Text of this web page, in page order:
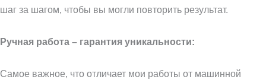
шаг за шагом, чтобы вы могли повторить результат.
Ручная работа – гарантия уникальности:
Самое важное, что отличает мои работы от машинной